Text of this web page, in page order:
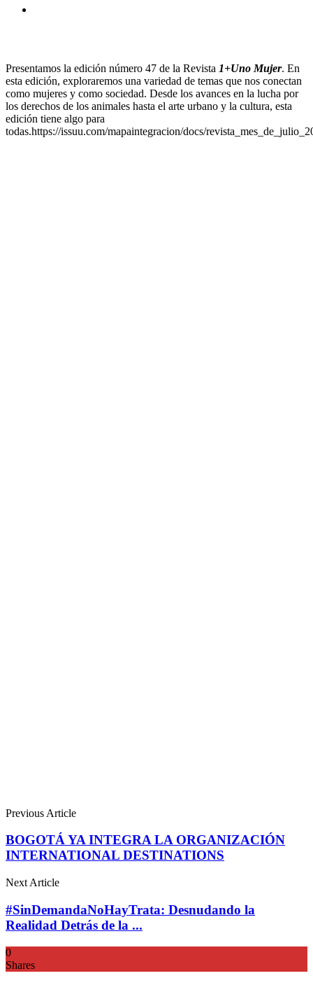
Presentamos la edición número 47 de la Revista 1+Uno Mujer. En
esta edición, exploraremos una variedad de temas que nos conectan
como mujeres y como sociedad. Desde los avances en la lucha por
los derechos de los animales hasta el arte urbano y la cultura, esta
edición tiene algo para
todas.https://issuu.com/mapaintegracion/docs/
Previous Article
BOGOTÁ YA INTEGRA LA ORGANIZACIÓN
INTERNATIONAL DESTINATIONS
Next Article
#SinDemandaNoHayTrata: Desnudando la
Realidad Detrás de la ...
0
Shares